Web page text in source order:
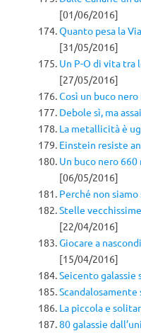
[01/06/2016]
Quanto pesa la
[31/05/2016]
Un P-O di vita tra
[27/05/2016]
Così un buco
Debole sì, ma
La metallicità è
Einstein resiste
Un buco nero
[06/05/2016]
Perché non
Stelle
[22/04/2016]
Giocare a
[15/04/2016]
Seicento galassie
La piccola e
80 galassie